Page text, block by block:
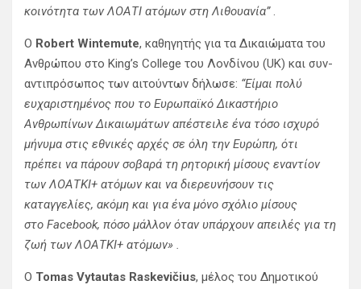
κοινότητα των ΛΟΑΤΙ ατόμων στη Λιθουανία”.
Ο Robert Wintemute, καθηγητής για τα Δικαιώματα του
Ανθρώπου στο King’s College του Λονδίνου (UK) και συν-
αντιπρόσωπος των αιτούντων δήλωσε: “Είμαι πολύ
ευχαριστημένος που το Ευρωπαϊκό Δικαστήριο
Ανθρωπίνων Δικαιωμάτων απέστειλε ένα τόσο ισχυρό
μήνυμα στις εθνικές αρχές σε όλη την Ευρώπη, ότι
πρέπει να πάρουν σοβαρά τη ρητορική μίσους εναντίον
των ΛΟΑΤΚΙ+ ατόμων και να διερευνήσουν τις
καταγγελίες, ακόμη και για ένα μόνο σχόλιο μίσους
στο Facebook, πόσο μάλλον όταν υπάρχουν απειλές για τη
ζωή των ΛΟΑΤΚΙ+ ατόμων» .
Ο Tomas Vytautas Raskevičius, μέλος του Δημοτικού